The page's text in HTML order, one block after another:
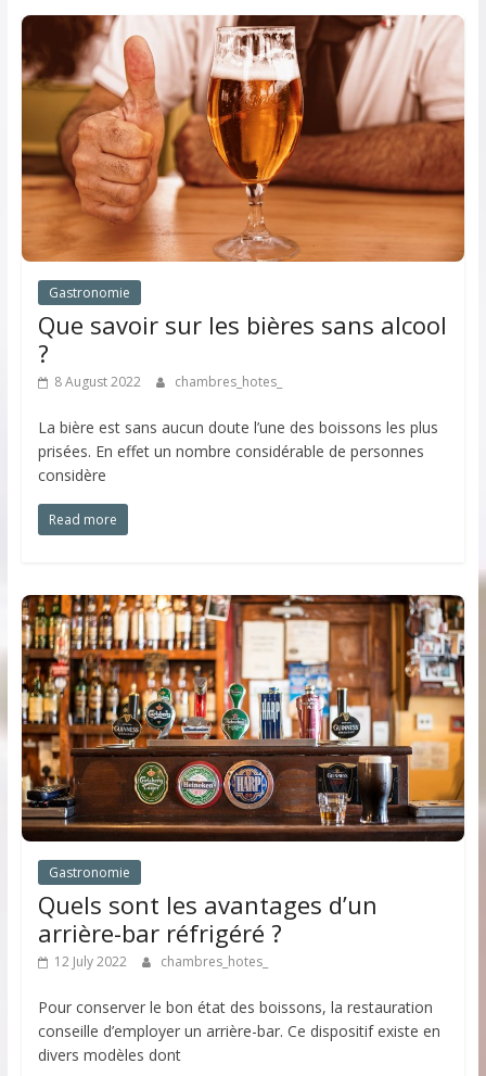
Gastronomie
Que savoir sur les bières sans alcool
?
8 August 2022 chambres_hotes_
La bière est sans aucun doute l’une des boissons les plus
prisées. En effet un nombre considérable de personnes
considère
Read more
Gastronomie
Quels sont les avantages d’un
arrière-bar réfrigéré ?
12 July 2022 chambres_hotes_
Pour conserver le bon état des boissons, la restauration
conseille d’employer un arrière-bar. Ce dispositif existe en
divers modèles dont